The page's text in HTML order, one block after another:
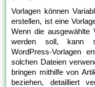
Vorlagen können
erstellen, ist eine
Wenn die ausgewählte
werden soll, kann
WordPress-Vorlagen
solchen Dateien
bringen mithilfe von
beziehen, detailliert